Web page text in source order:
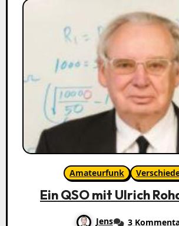
Amateurfunk
Ein QSO mit Ulrich
Jens 3